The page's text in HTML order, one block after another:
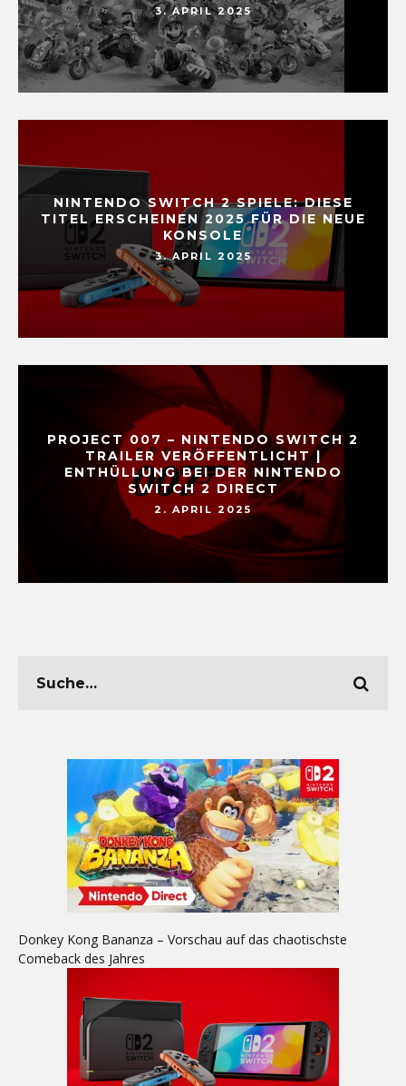
3. APRIL 2025
NINTENDO SWITCH 2 SPIELE: DIESE
TITEL ERSCHEINEN 2025 FÜR DIE NEUE
KONSOLE
3. APRIL 2025
PROJECT 007 – NINTENDO SWITCH 2
TRAILER VERÖFFENTLICHT |
ENTHÜLLUNG BEI DER NINTENDO
SWITCH 2 DIRECT
2. APRIL 2025
Donkey Kong Bananza – Vorschau auf das chaotischste
Comeback des Jahres